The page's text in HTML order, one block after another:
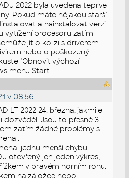
2022 byla uvedena teprve
Pokud máte nějakou starší
a nainstalovat verzi
vytížení procesoru zatím
jít o kolizi s driverem
nebo o poškozený
"Obnovit výchozí
menu Start.
v 08:56
LT 2022 24. března, jakmile
dozvěděl. Jsou to přesně 3
zatím žádné problémy s
jednu menší chybu.
otevřený jen jeden výkres,
v pravém horním rohu.
na záložce nebo